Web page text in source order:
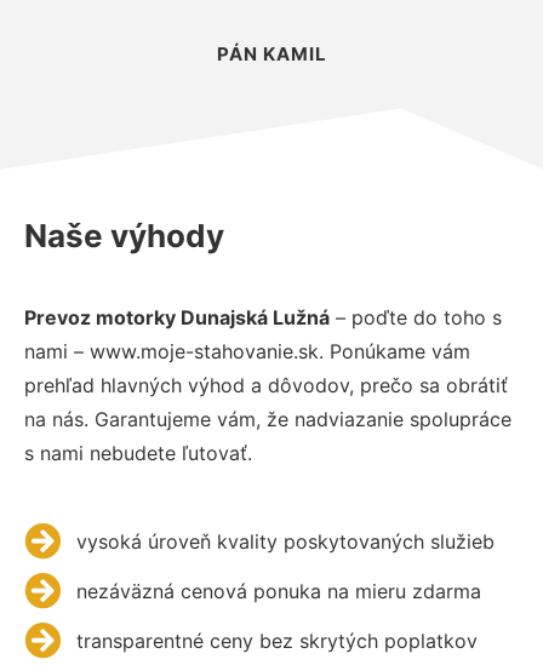
PÁN KAMIL
Naše výhody
Prevoz motorky Dunajská Lužná – poďte do toho s
nami – www.moje-stahovanie.sk. Ponúkame vám
prehľad hlavných výhod a dôvodov, prečo sa obrátiť
na nás. Garantujeme vám, že nadviazanie spolupráce
s nami nebudete ľutovať.
vysoká úroveň kvality poskytovaných služieb
nezáväzná cenová ponuka na mieru zdarma
transparentné ceny bez skrytých poplatkov